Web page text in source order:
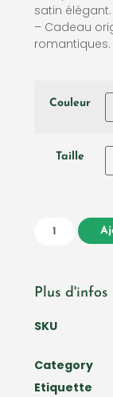
satin élégant.
– Cadeau
romantiques.
Couleur
Taille
Plus d'infos
SKU
Category
Etiquette